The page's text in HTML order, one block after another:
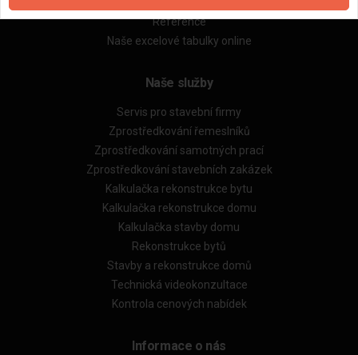
Reference
Naše excelové tabulky online
Naše služby
Servis pro stavební firmy
Zprostředkování řemeslníků
Zprostředkování samotných prací
Zprostředkování stavebních zakázek
Kalkulačka rekonstrukce bytu
Kalkulačka rekonstrukce domu
Kalkulačka stavby domu
Rekonstrukce bytů
Stavby a rekonstrukce domů
Technická videokonzultace
Kontrola cenových nabídek
Informace o nás